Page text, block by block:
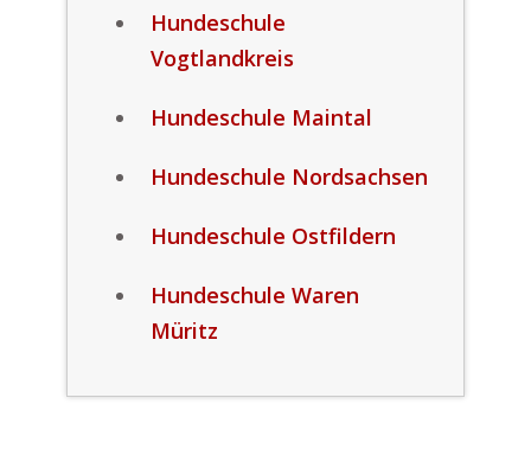
Hundeschule
Vogtlandkreis
Hundeschule Maintal
Hundeschule Nordsachsen
Hundeschule Ostfildern
Hundeschule Waren
Müritz